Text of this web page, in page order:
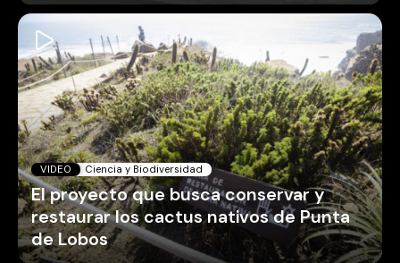
VIDEO Ciencia y Biodiversidad
El proyecto que busca conservar y
restaurar los cactus nativos de Punta
de Lobos